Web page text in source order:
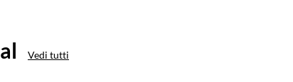
Vedi tutti